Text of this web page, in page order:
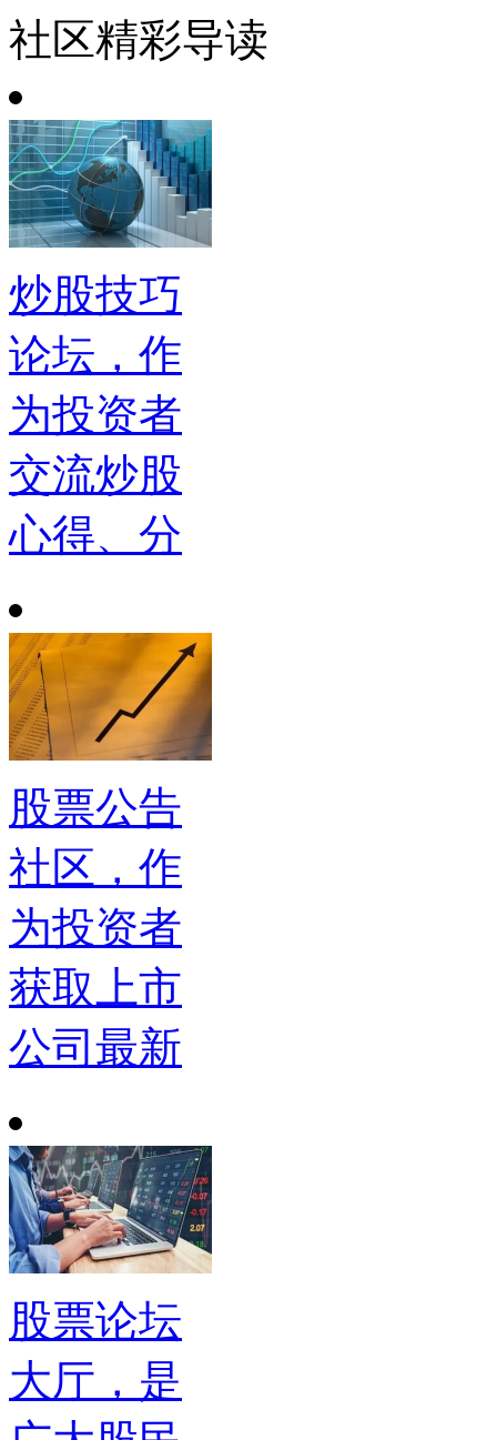
社区精彩导读
炒股技巧
论坛，作
为投资者
交流炒股
心得、分
股票公告
社区，作
为投资者
获取上市
公司最新
股票论坛
大厅，是